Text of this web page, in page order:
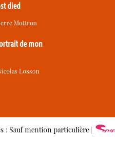
died
Mottron
de mon
Losson
: Sauf mention particulière |